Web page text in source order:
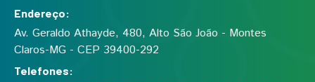
Endereço:
Av. Geraldo Athayde, 480, Alto São João - Montes
Claros-MG - CEP 39400-292
Telefones: